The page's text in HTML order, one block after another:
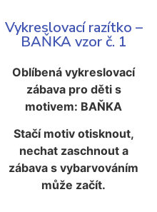
Vykreslovací razítko –
BAŇKA vzor č. 1
Oblíbená vykreslovací
zábava pro děti s
motivem: BAŇKA
Stačí motiv otisknout,
nechat zaschnout a
zábava s vybarvováním
může začít.